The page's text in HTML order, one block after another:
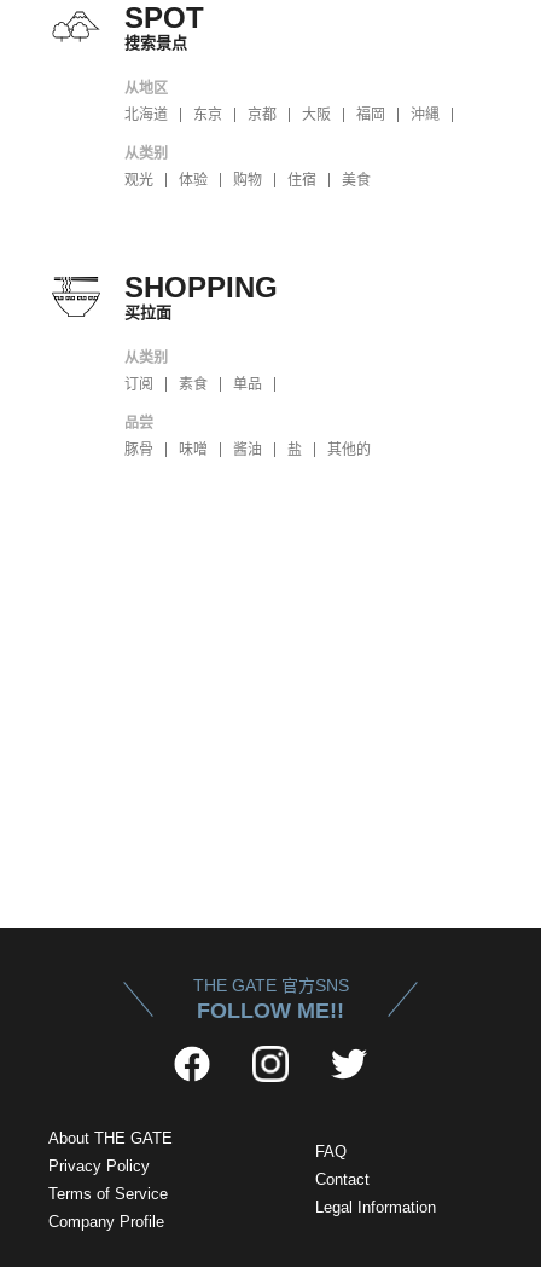
SPOT
搜索景点
从地区
北海道
东京 京都 大阪 福岡 沖縄
从类别
观光
体验 购物 住宿 美食
SHOPPING
买拉面
从类别
订阅
素食 单品
品尝
豚骨
味噌 酱油 盐 其他的
THE GATE 官方SNS
FOLLOW ME!!
About THE GATE
Privacy Policy
Terms of Service
Company Profile
FAQ
Contact
Legal Information